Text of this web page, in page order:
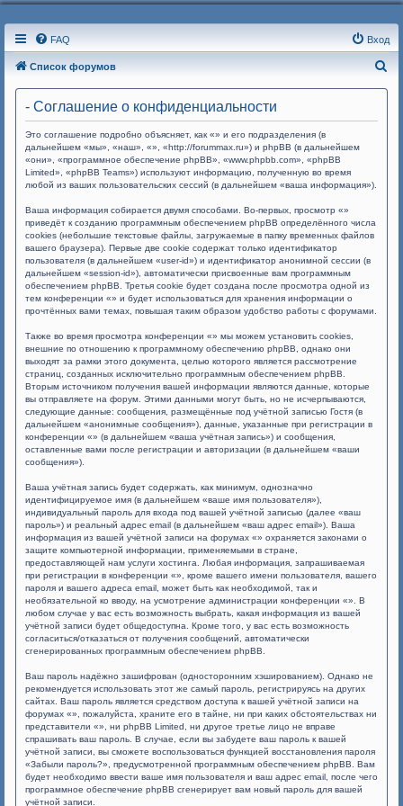
FAQ Вход
Список форумов
- Соглашение о конфиденциальности
Это соглашение подробно объясняет, как «» и его подразделения (в
дальнейшем «мы», «наш», «», «http://forummax.ru») и phpBB (в дальнейшем
«они», «программное обеспечение phpBB», «www.phpbb.com», «phpBB
Limited», «phpBB Teams») используют информацию, полученную во время
любой из ваших пользовательских сессий (в дальнейшем «ваша информация»).
Ваша информация собирается двумя способами. Во-первых, просмотр «»
приведёт к созданию программным обеспечением phpBB определённого числа
cookies (небольшие текстовые файлы, загружаемые в папку временных файлов
вашего браузера). Первые две cookie содержат только идентификатор
пользователя (в дальнейшем «user-id») и идентификатор анонимной сессии (в
дальнейшем «session-id»), автоматически присвоенные вам программным
обеспечением phpBB. Третья cookie будет создана после просмотра одной из
тем конференции «» и будет использоваться для хранения информации о
прочтённых вами темах, повышая таким образом удобство работы с форумами.
Также во время просмотра конференции «» мы можем установить cookies,
внешние по отношению к программному обеспечению phpBB, однако они
выходят за рамки этого документа, целью которого является рассмотрение
страниц, созданных исключительно программным обеспечением phpBB.
Вторым источником получения вашей информации являются данные, которые
вы отправляете на форум. Этими данными могут быть, но не исчерпываются,
следующие данные: сообщения, размещённые под учётной записью Гостя (в
дальнейшем «анонимные сообщения»), данные, указанные при регистрации в
конференции «» (в дальнейшем «ваша учётная запись») и сообщения,
оставленные вами после регистрации и авторизации (в дальнейшем «ваши
сообщения»).
Ваша учётная запись будет содержать, как минимум, однозначно
идентифицируемое имя (в дальнейшем «ваше имя пользователя»),
индивидуальный пароль для входа под вашей учётной записью (далее «ваш
пароль») и реальный адрес email (в дальнейшем «ваш адрес email»). Ваша
информация из вашей учётной записи на форумах «» охраняется законами о
защите компьютерной информации, применяемыми в стране,
предоставляющей нам услуги хостинга. Любая информация, запрашиваемая
при регистрации в конференции «», кроме вашего имени пользователя, вашего
пароля и вашего адреса email, может быть как необходимой, так и
необязательной ко вводу, на усмотрение администрации конференции «». В
любом случае у вас есть возможность выбрать, какая информация из вашей
учётной записи будет общедоступна. Кроме того, у вас есть возможность
согласиться/отказаться от получения сообщений, автоматически
сгенерированных программным обеспечением phpBB.
Ваш пароль надёжно зашифрован (односторонним хэшированием). Однако не
рекомендуется использовать этот же самый пароль, регистрируясь на других
сайтах. Ваш пароль является средством доступа к вашей учётной записи на
форумах «», пожалуйста, храните его в тайне, ни при каких обстоятельствах ни
представители «», ни phpBB Limited, ни другое третье лицо не вправе
спрашивать ваш пароль. В случае, если вы забудете ваш пароль к вашей
учётной записи, вы сможете воспользоваться функцией восстановления пароля
«Забыли пароль?», предусмотренной программным обеспечением phpBB. Вам
будет необходимо ввести ваше имя пользователя и ваш адрес email, после чего
программное обеспечение phpBB сгенерирует вам новый пароль для вашей
учётной записи.